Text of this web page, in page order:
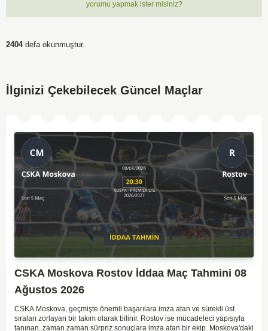
yorumu yapmak ister misiniz?
2404defa okunmuştur.
İlginizi Çekebilecek Güncel Maçlar
CSKA Moskova Rostov İddaa Maç Tahmini 08
Ağustos 2026
CSKA Moskova, geçmişte önemli başarılara imza atan ve sürekli üst
sıraları zorlayan bir takım olarak bilinir. Rostov ise mücadeleci yapısıyla
tanınan, zaman zaman sürpriz sonuçlara imza atan bir ekip. Moskova'daki